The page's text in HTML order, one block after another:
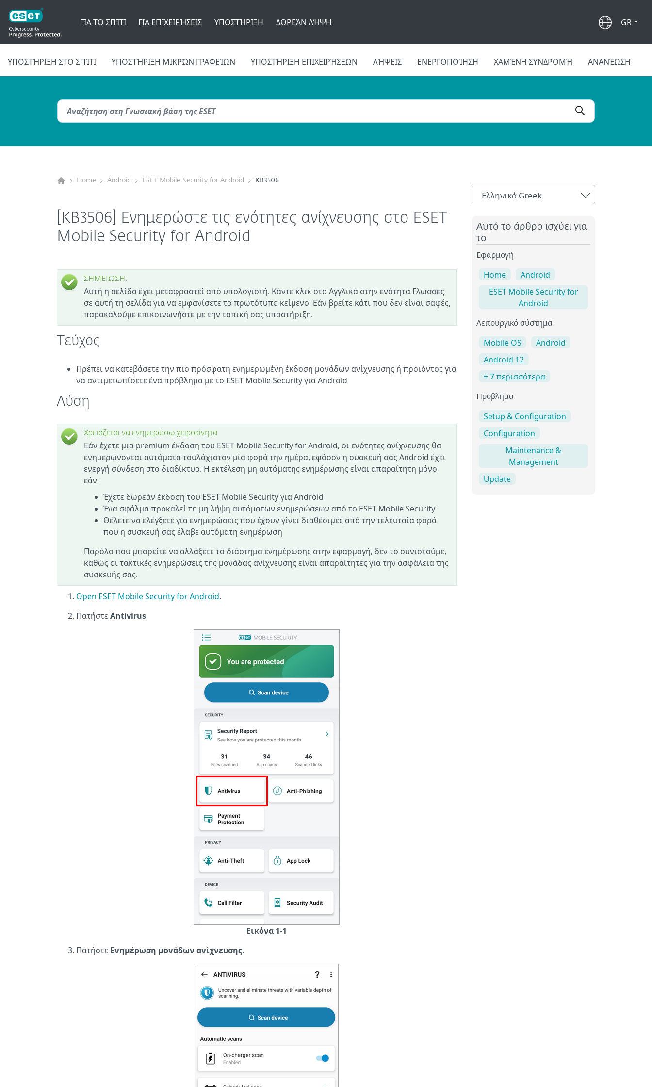
ΓΙΑ ΤΟ ΣΠΊΤΙ ΓΙΑ ΕΠΙΧΕΙΡΉΣΕΙΣ ΥΠΟΣΤΉΡΙΞΗ ΔΩΡΕΆΝ ΛΉΨΗ GR
ΥΠΟΣΤΉΡΙΞΗ ΣΤΟ ΣΠΊΤΙ ΥΠΟΣΤΉΡΙΞΗ ΜΙΚΡΏΝ ΓΡΑΦΕΊΩΝ ΥΠΟΣΤΉΡΙΞΗ ΕΠΙΧΕΙΡΉΣΕΩΝ ΛΉΨΕΙΣ ΕΝΕΡΓΟΠΟΊΗΣΗ ΧΑΜΈΝΗ ΣΥΝΔΡΟΜΉ ΑΝΑΝΈΩΣΗ
Home Android ESET Mobile Security for Android KB3506
[KB3506] Ενημερώστε τις ενότητες ανίχνευσης στο ESET
Mobile Security for Android
ΣΗΜΕΙΩΣΗ:
Αυτή η σελίδα έχει μεταφραστεί από υπολογιστή. Κάντε κλικ στα Αγγλικά στην ενότητα Γλώσσες
σε αυτή τη σελίδα για να εμφανίσετε το πρωτότυπο κείμενο. Εάν βρείτε κάτι που δεν είναι σαφές,
παρακαλούμε επικοινωνήστε με την τοπική σας υποστήριξη.
Τεύχος
Πρέπει να κατεβάσετε την πιο πρόσφατη ενημερωμένη έκδοση μονάδων ανίχνευσης ή προϊόντος για
να αντιμετωπίσετε ένα πρόβλημα με το ESET Mobile Security για Android
Λύση
Χρειάζεται να ενημερώσω χειροκίνητα
Εάν έχετε μια premium έκδοση του ESET Mobile Security for Android, οι ενότητες ανίχνευσης θα
ενημερώνονται αυτόματα τουλάχιστον μία φορά την ημέρα, εφόσον η συσκευή σας Android έχει
ενεργή σύνδεση στο διαδίκτυο. Η εκτέλεση μη αυτόματης ενημέρωσης είναι απαραίτητη μόνο
εάν:
Έχετε δωρεάν έκδοση του ESET Mobile Security για Android
Ένα σφάλμα προκαλεί τη μη λήψη αυτόματων ενημερώσεων από το ESET Mobile Security
Θέλετε να ελέγξετε για ενημερώσεις που έχουν γίνει διαθέσιμες από την τελευταία φορά
που η συσκευή σας έλαβε αυτόματη ενημέρωση
Παρόλο που μπορείτε να αλλάξετε το διάστημα ενημέρωσης στην εφαρμογή, δεν το συνιστούμε,
καθώς οι τακτικές ενημερώσεις της μονάδας ανίχνευσης είναι απαραίτητες για την ασφάλεια της
συσκευής σας.
Open ESET Mobile Security for Android.
Πατήστε Antivirus.
Εικόνα 1-1
Πατήστε Ενημέρωση μονάδων ανίχνευσης.
Ελληνικά Greek
Αυτό το άρθρο ισχύει για
το
Εφαρμογή
Home
Android
ESET Mobile Security for
Android
Λειτουργικό σύστημα
Mobile OS
Android
Android 12
+ 7 περισσότερα
Πρόβλημα
Setup & Configuration
Configuration
Maintenance &
Management
Update